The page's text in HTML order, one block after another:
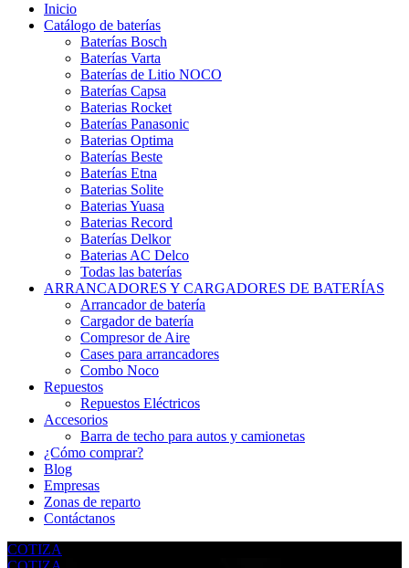
Inicio
Catálogo de baterías
Baterías Bosch
Baterías Varta
Baterías de Litio NOCO
Baterías Capsa
Baterias Rocket
Baterías Panasonic
Baterias Optima
Baterías Beste
Baterías Etna
Baterias Solite
Baterias Yuasa
Baterias Record
Baterías Delkor
Baterias AC Delco
Todas las baterías
ARRANCADORES Y CARGADORES DE BATERÍAS
Arrancador de batería
Cargador de batería
Compresor de Aire
Cases para arrancadores
Combo Noco
Repuestos
Repuestos Eléctricos
Accesorios
Barra de techo para autos y camionetas
¿Cómo comprar?
Blog
Empresas
Zonas de reparto
Contáctanos
COTIZA